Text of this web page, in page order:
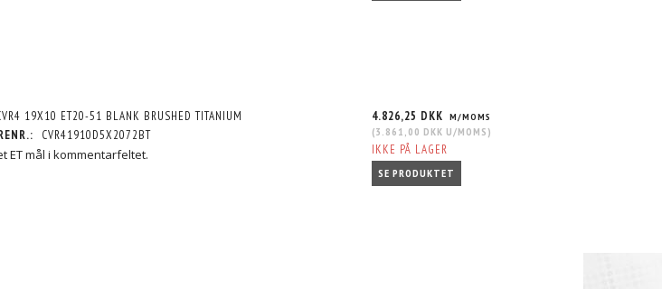
19X10 ET20-51 BLANK BRUSHED TITANIUM
CVR41910D5X2072BT
ET mål i kommentarfeltet.
4.826,25 DKK M/MOMS
(3.861,00 DKK U/MOMS )
IKKE PÅ LAGER
SE PRODUKTET